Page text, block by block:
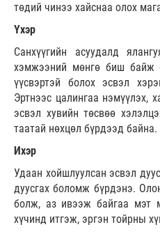
төдий чинээ хайснаа олох
Үхэр
Санхүүгийн асуудалд
хэмжээний мөнгө биш байж
үүсвэртэй болох эсвэл
Эртнээс цалингаа нэмүүлэх,
эсвэл хувийн төсвөө
таатай нөхцөл бүрдээд байна.
Ихэр
Удаан хойшлуулсан эсвэл
дуусгах боломж бүрдэнэ.
болж, аз ивээж байгаа мэт
хүчинд итгэж, эргэн тойрны